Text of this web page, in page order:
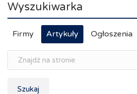
Wyszukiwarka
Firmy Artykuły Ogłoszenia
Szukaj